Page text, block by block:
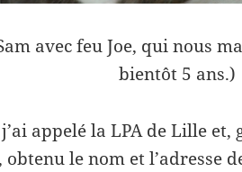
avec feu Joe, qui nous
bientôt 5 ans.)
appelé la LPA de Lille et,
le nom et l’adresse